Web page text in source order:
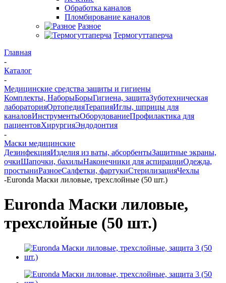
Обработка каналов
Пломбирование каналов
Разное
Термогуттаперча
Главная
-
Каталог
-
Медицинские средства защиты и гигиены
Комплекты, НаборыБорыГигиена, защитаЗуботехническая
лабораторияОртопедияТерапияИглы, шприцы для
каналовИнструментыОборудованиеПрофилактика для
пациентовХирургияЭндодонтия
-
Маски медицинские
ДезинфекцияИзделия из ваты, абсорбентыЗащитные экраны,
очкиШапочки, бахилыНаконечники для аспирацииОдежда,
простыниРазноеСалфетки, фартукиСтерилизацияЧехлы
-Euronda Маски лиловые, трехслойные (50 шт.)
Euronda Маски лиловые,
трехслойные (50 шт.)